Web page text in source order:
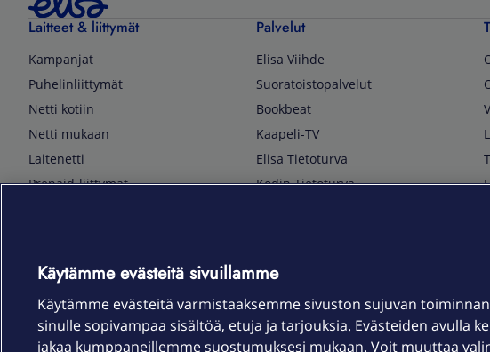
Laitteet & liittymät
Kampanjat
Puhelinliittymät
Netti kotiin
Netti mukaan
Laitenetti
Prepaid-liittymät
TV & audio
Kodinkoneet
Kamerat ja dronet
Palvelut
Elisa Viihde
Suoratoistopalvelut
Bookbeat
Kaapeli-TV
Elisa Tietoturva
Kodin Tietoturva
Elisa Kotiverkko
Elisa Pilvilinna
Elisa Laiteturva
Käytämme evästeitä sivuillamme
Käytämme evästeitä varmistaaksemme sivuston sujuvan
sinulle sopivampaa sisältöä, etuja ja tarjouksia. Evästeiden avulla
jakaa kumppaneillemme suostumuksesi mukaan. Voit muuttaa